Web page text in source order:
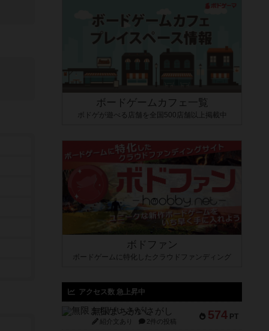
ボードゲームカフェ一覧
ボドゲが遊べる店舗を全国500店舗以上掲載中
ボドファン
ボードゲームに特化したクラウドファンディング
アクセス数 急上昇中
574 PT
無限まちがいさがし
紹介文あり 2件の投稿